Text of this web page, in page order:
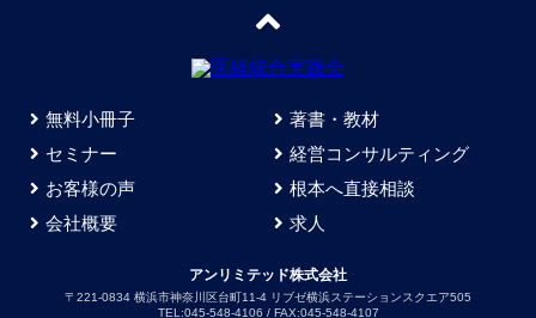
無料小冊子
著書・教材
セミナー
経営コンサルティング
お客様の声
根本へ直接相談
会社概要
求人
アンリミテッド株式会社
〒221-0834 横浜市神奈川区台町11-4 リブゼ横浜ステーションスクエア505
TEL:045-548-4106 / FAX:045-548-4107